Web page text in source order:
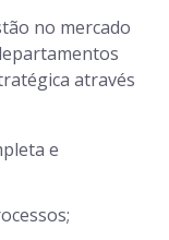
no mercado
através
e